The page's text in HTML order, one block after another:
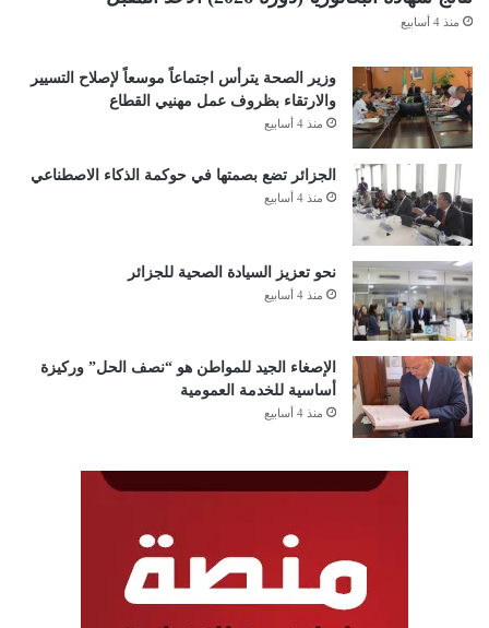
منذ 4 أسابيع
وزير الصحة يترأس اجتماعاً موسعاً لإصلاح التسيير
والارتقاء بظروف عمل مهنيي القطاع
منذ 4 أسابيع
الجزائر تضع بصمتها في حوكمة الذكاء الاصطناعي
منذ 4 أسابيع
نحو تعزيز السيادة الصحية للجزائر
منذ 4 أسابيع
الإصغاء الجيد للمواطن هو “نصف الحل” وركيزة
أساسية للخدمة العمومية
منذ 4 أسابيع